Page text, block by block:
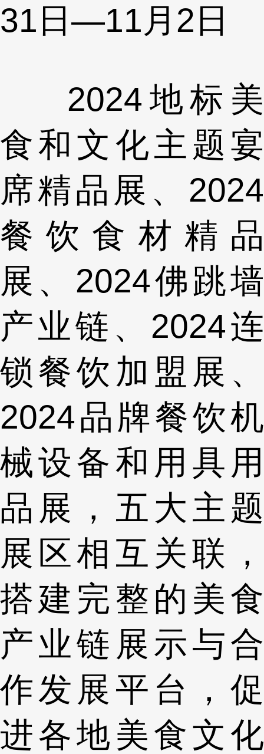
31日—11月2日
2024地标美
食和文化主题宴
席精品展、2024
餐饮食材精品
展、2024佛跳墙
产业链、2024连
锁餐饮加盟展、
2024品牌餐饮机
械设备和用具用
品展，五大主题
展区相互关联，
搭建完整的美食
产业链展示与合
作发展平台，促
进各地美食文化